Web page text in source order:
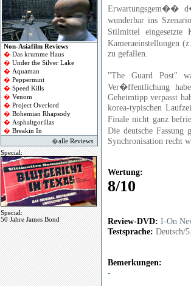
Non-Asiafilm Reviews
� Das krumme Haus
� Under the Silver Lake
� Aquaman
� Peppermint
� Speed Kills
� Venom
� Project Overlord
� Bohemian Rhapsody
� Asphaltgorillas
� Breakin In
�alle Reviews
Special:
Special:
50 Jahre James Bond
Erwartungsgem��
wunderbar ins
Stilmittel
Kameraeinstellungen
zu gefallen.
"The Guard Post"
Ver�ffentlichung
Geheimtipp verpasst
korea-typischen
Finale nicht ganz
Die deutsche
Synchronisation recht
Wertung:
8/10
Review-DVD: I-On
Testsprache: Deutsch/
Bemerkungen:
-